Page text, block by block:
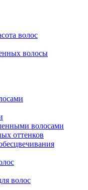
волос
волосы
волосами
оттенков
волос